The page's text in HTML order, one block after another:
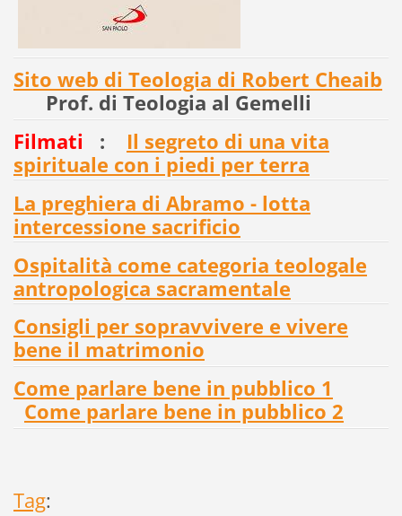
Sito web di Teologia di Robert Cheaib
Prof. di Teologia al Gemelli
Filmati
: Il segreto di una vita
spirituale con i piedi per terra
La preghiera di Abramo - lotta
intercessione sacrificio
Ospitalità come categoria teologale
antropologica sacramentale
Consigli per sopravvivere e vivere
bene il matrimonio
Come parlare bene in pubblico 1
Come parlare bene in pubblico 2
Tag: